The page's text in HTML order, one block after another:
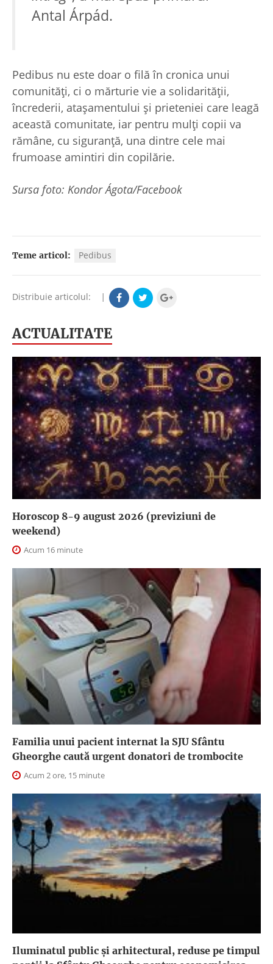
Antal Árpád.
Pedibus nu este doar o filă în cronica unui
comunităţi, ci o mărturie vie a solidarităţii,
încrederii, ataşamentului şi prieteniei care leagă
această comunitate, iar pentru mulţi copii va
rămâne, cu siguranţă, una dintre cele mai
frumoase amintiri din copilărie.
Sursa foto: Kondor Ágota/Facebook
Teme articol: Pedibus
Distribuie articolul: |
ACTUALITATE
Horoscop 8-9 august 2026 (previziuni de
weekend)
Acum 16 minute
Familia unui pacient internat la SJU Sfântu
Gheorghe caută urgent donatori de trombocite
Acum 2 ore, 15 minute
Iluminatul public şi arhitectural, reduse pe timpul